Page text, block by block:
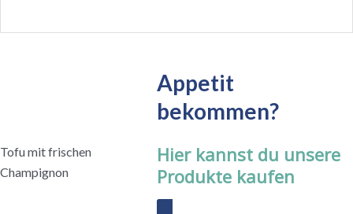
Tofu mit frischen
Champignon
Appetit
bekommen?
Hier kannst du unsere
Produkte kaufen